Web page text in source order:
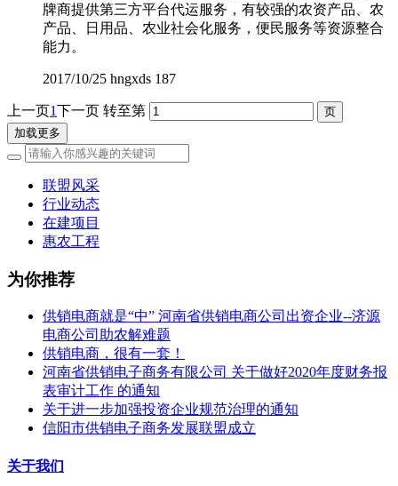
牌商提供第三方平台代运服务，有较强的农资产品、农
产品、日用品、农业社会化服务，便民服务等资源整合
能力。
2017/10/25 hngxds 187
上一页1下一页 转至第
加载更多
联盟风采
行业动态
在建项目
惠农工程
为你推荐
供销电商就是“中” 河南省供销电商公司出资企业--济源
电商公司助农解难题
供销电商，很有一套！
河南省供销电子商务有限公司 关于做好2020年度财务报
表审计工作 的通知
关于进一步加强投资企业规范治理的通知
信阳市供销电子商务发展联盟成立
关于我们